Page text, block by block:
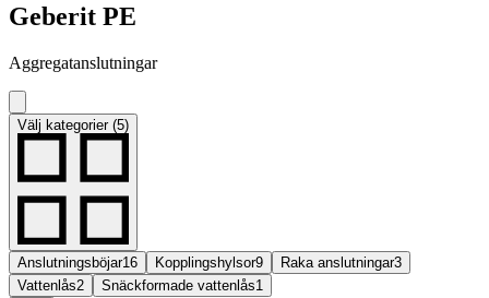
Geberit PE
Aggregatanslutningar
Välj kategorier (5)
Anslutningsböjar16 Kopplingshylsor9 Raka anslutningar3
Vattenlås2 Snäckformade vattenlås1